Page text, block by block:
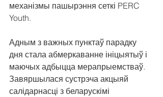
механізмы пашырэння сеткі PERC
Youth.
Адным з важных пунктаў парадку
дня стала абмеркаванне ініцыятыў і
маючых адбыцца мерапрыемстваў.
Завяршылася сустрэча акцыяй
салідарнасці з беларускімі